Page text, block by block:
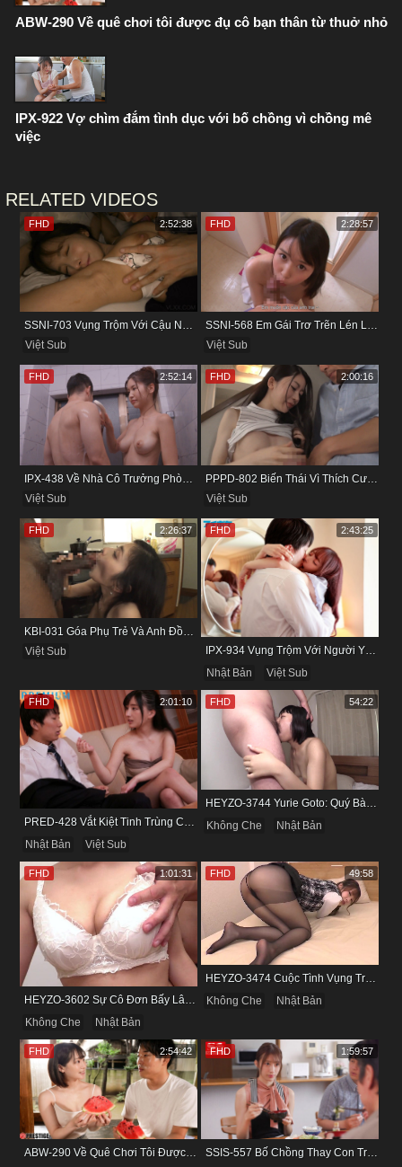
ABW-290 Về quê chơi tôi được đụ cô bạn thân từ thuở nhỏ
IPX-922 Vợ chìm đắm tình dục với bố chồng vì chồng mê
việc
RELATED VIDEOS
SSNI-703 Vụng Trộm Với Cậu Nhân Viên Ngay Bên Cạnh Chồng
Việt Sub
FHD 2:52:38
SSNI-568 Em Gái Trơ Trẽn Lén Lút Vụng Trộm Với Bồ Của Chị
Việt Sub
FHD 2:28:57
Việt Sub
FHD 2:52:14
Việt Sub
FHD 2:00:16
KBI-031 Góa Phụ Trẻ Và Anh Đồng Nghiệp Cũ
Việt Sub
FHD 2:26:37
IPX-934 Vụng Trộm Với Người Yêu Cũ Trong Khách Sạn
Nhật Bản
Việt Sub
FHD 2:43:25
PRED-428 Vắt Kiệt Tinh Trùng Của Bạn Trai Để Chừa Thói Lăng Nhăng
Nhật Bản
Việt Sub
FHD 2:01:10
HEYZO-3744 Yurie Goto: Quý Bà Dâm Phụ & Cơn Cuồng Si Mùi Buồi Khắm
Không Che
Nhật Bản
FHD 54:22
Không Che
Nhật Bản
FHD 1:01:31
Không Che
Nhật Bản
FHD 49:58
FHD 2:54:42
SSIS-557 Bố Chồng Thay Con Trai Bị Liệt Dương Chăm Sóc Con Dâu
FHD 1:59:57